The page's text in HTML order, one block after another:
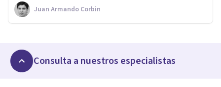
Juan Armando Corbin
Consulta a nuestros especialistas